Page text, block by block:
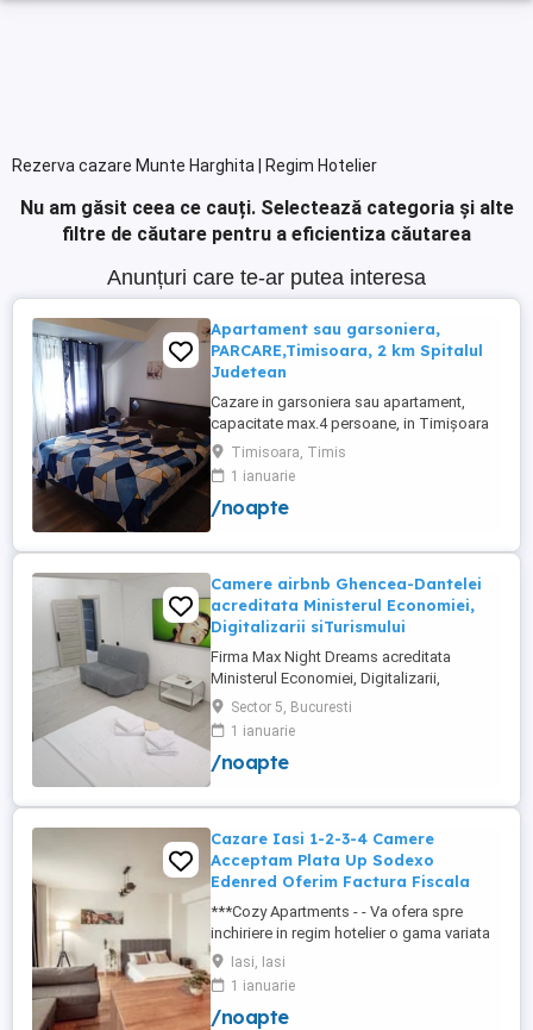
Rezerva cazare Munte Harghita | Regim Hotelier
Nu am găsit ceea ce cauți. Selectează categoria și alte
filtre de căutare pentru a eficientiza căutarea
Anunțuri care te-ar putea interesa
Apartament sau garsoniera,
PARCARE,Timisoara, 2 km Spitalul
Judetean
Cazare in garsoniera sau apartament,
capacitate max.4 persoane, in Timișoara
la 2 km de Spitalul Judetean. (la doua
strazi)de zona Calea Buziasului
Lic.Electrotimis si la 2 km de Mosnita
Noua Centura. PARCARE. Situat la et.1 al
+wifi , frigider, mașină spălat, ...
Timisoara, Timis
1 ianuarie
/noapte
Camere airbnb Ghencea-Dantelei
acreditata Ministerul Economiei,
Digitalizarii siTurismului
Firma Max Night Dreams acreditata
Ministerul Economiei, Digitalizarii,
Antreprenoriatului si Turismului închiriază
in regim hotelier in zona Drumul Taberei -
Ghencea diferite tipuri de camere Camera
single cu o suprafață totală de 16mp
cu o suprafață totală de ...
Sector 5, Bucuresti
1 ianuarie
/noapte
Cazare Iasi 1-2-3-4 Camere
Acceptam Plata Up Sodexo
Edenred Oferim Factura Fiscala
***Cozy Apartments - - Va ofera spre
inchiriere in regim hotelier o gama variata
de apartamente si garsoniere situate in
puncte cheie ale orasului doar in
complexe rezidentiale noi: *Zona Palas
Mall - Centru - Complex Lazar Residence;
Iasi, Iasi
1 ianuarie
/noapte